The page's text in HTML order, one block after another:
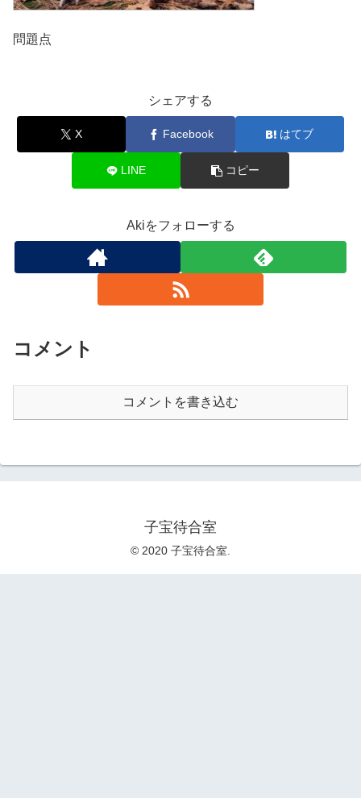
問題点
シェアする
X Facebook はてブ
LINE コピー
Akiをフォローする
コメント
コメントを書き込む
子宝待合室
© 2020 子宝待合室.